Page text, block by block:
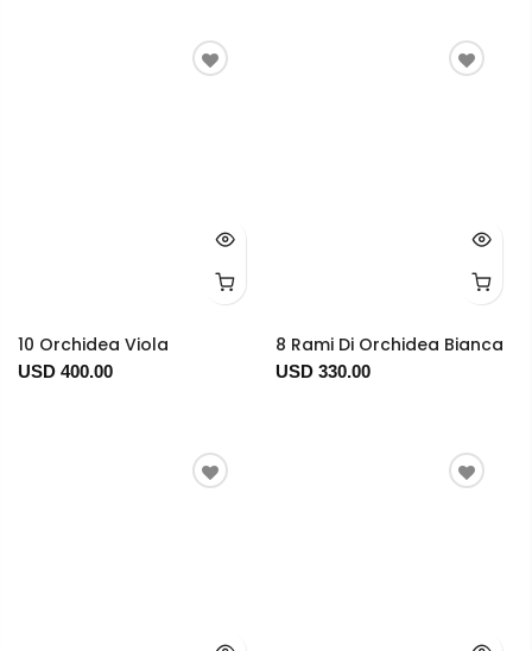
10 Orchidea Viola
USD 400.00
8 Rami Di Orchidea Bianca
USD 330.00